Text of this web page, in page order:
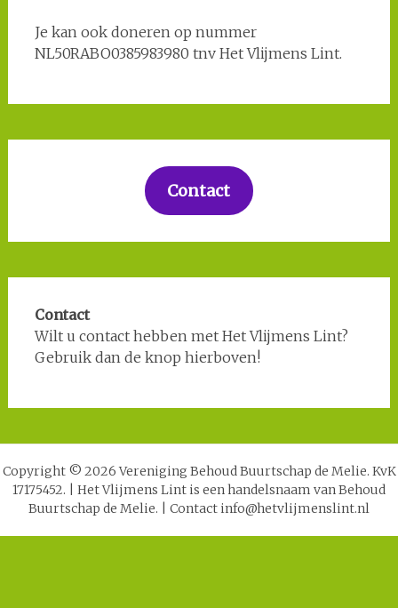
Je kan ook doneren op nummer
NL50RABO0385983980 tnv Het Vlijmens Lint.
Contact
Contact
Wilt u contact hebben met Het Vlijmens Lint?
Gebruik dan de knop hierboven!
Copyright © 2026 Vereniging Behoud Buurtschap de Melie. KvK
17175452.
Het Vlijmens Lint is een handelsnaam van Behoud
Buurtschap de Melie.
Contact info@hetvlijmenslint.nl